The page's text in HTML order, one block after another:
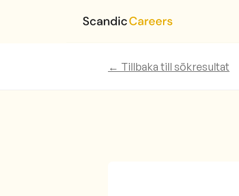
← Tillbaka till sökresultat